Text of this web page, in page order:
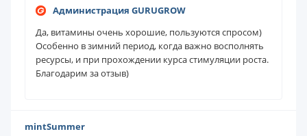
Администрация GURUGROW
Да, витамины очень хорошие, пользуются спросом)
Особенно в зимний период, когда важно восполнять
ресурсы, и при прохождении курса стимуляции роста.
Благодарим за отзыв)
mintSummer